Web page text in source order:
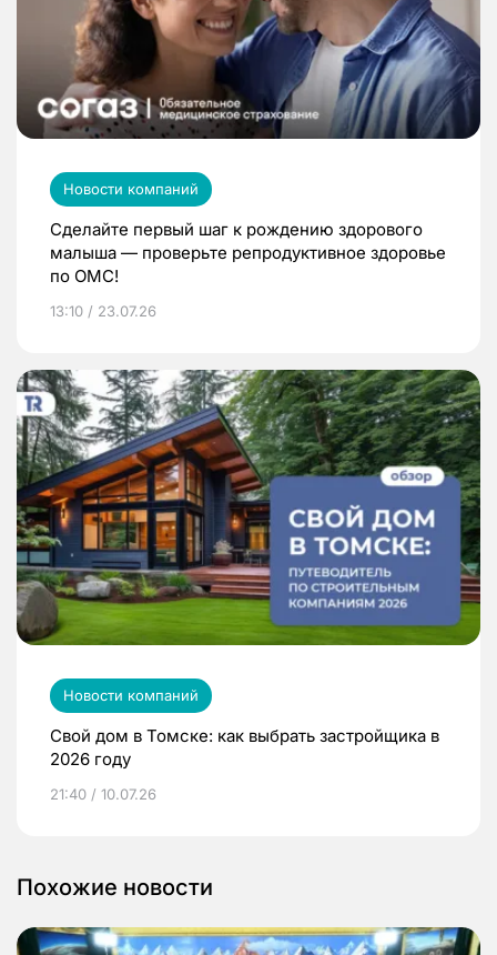
Новости компаний
Сделайте первый шаг к рождению здорового
малыша — проверьте репродуктивное здоровье
по ОМС!
13:10 / 23.07.26
Новости компаний
Свой дом в Томске: как выбрать застройщика в
2026 году
21:40 / 10.07.26
Похожие новости